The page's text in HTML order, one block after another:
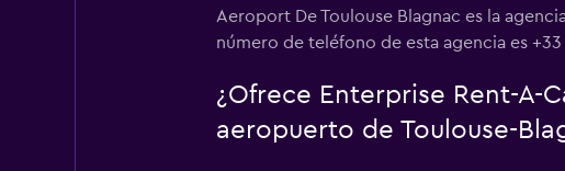
Aeroport De Toulouse Blagnac es la
número de teléfono de esta agencia es +33
¿Ofrece Enterprise Rent-
aeropuerto de Toulouse-